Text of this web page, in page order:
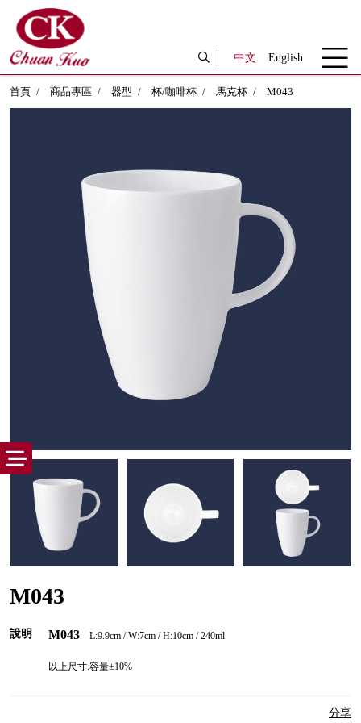
中文 English
首頁 商品專區 器型 杯/咖啡杯 馬克杯 M043
M043
說明 M043 L:9.9cm / W:7cm / H:10cm / 240ml
以上尺寸.容量±10%
分享